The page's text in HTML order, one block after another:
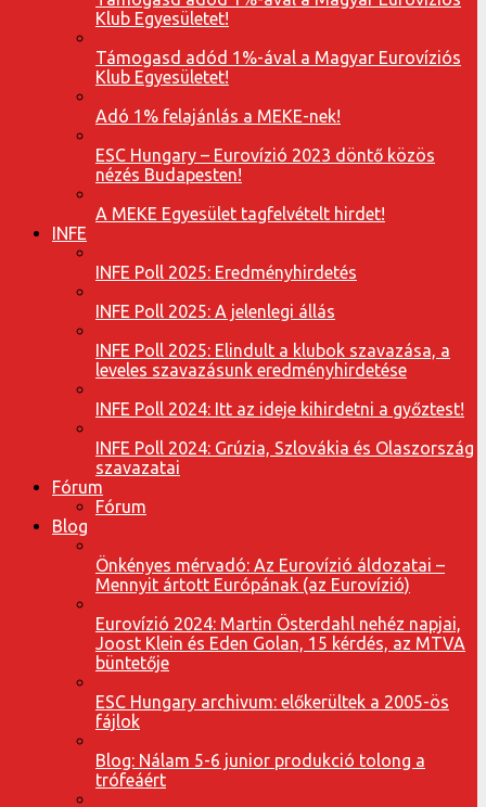
Klub Egyesületet!
Támogasd adód 1%-ával a Magyar Eurovíziós
Klub Egyesületet!
Adó 1% felajánlás a MEKE-nek!
ESC Hungary – Eurovízió 2023 döntő közös
nézés Budapesten!
A MEKE Egyesület tagfelvételt hirdet!
INFE
INFE Poll 2025: Eredményhirdetés
INFE Poll 2025: A jelenlegi állás
INFE Poll 2025: Elindult a klubok szavazása, a
leveles szavazásunk eredményhirdetése
INFE Poll 2024: Itt az ideje kihirdetni a győztest!
INFE Poll 2024: Grúzia, Szlovákia és Olaszország
szavazatai
Fórum
Fórum
Blog
Önkényes mérvadó: Az Eurovízió áldozatai –
Mennyit ártott Európának (az Eurovízió)
Eurovízió 2024: Martin Österdahl nehéz napjai,
Joost Klein és Eden Golan, 15 kérdés, az MTVA
büntetője
ESC Hungary archivum: előkerültek a 2005-ös
fájlok
Blog: Nálam 5-6 junior produkció tolong a
trófeáért